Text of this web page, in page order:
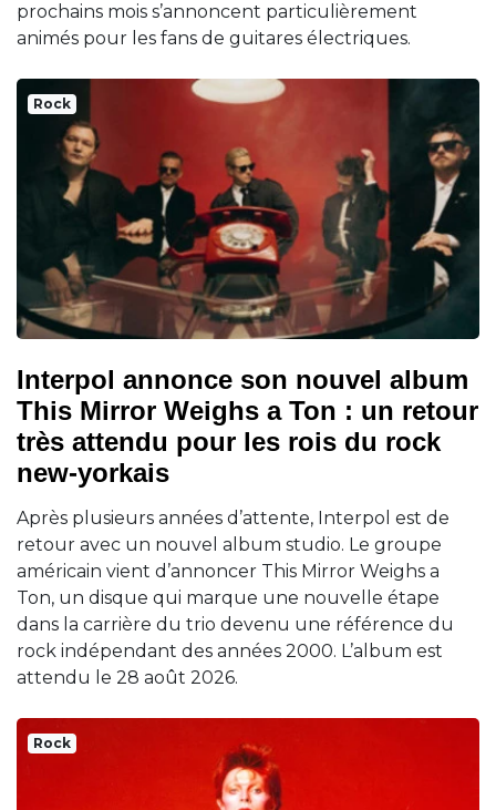
prochains mois s’annoncent particulièrement
animés pour les fans de guitares électriques.
Rock
Interpol annonce son nouvel album
This Mirror Weighs a Ton : un retour
très attendu pour les rois du rock
new-yorkais
Après plusieurs années d’attente, Interpol est de
retour avec un nouvel album studio. Le groupe
américain vient d’annoncer This Mirror Weighs a
Ton, un disque qui marque une nouvelle étape
dans la carrière du trio devenu une référence du
rock indépendant des années 2000. L’album est
attendu le 28 août 2026.
Rock